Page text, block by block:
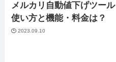
メルカリ自動値下げツー
使い方と機能・料金は？
2023.09.10